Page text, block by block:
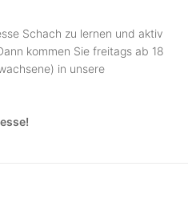
Schach zu lernen und aktiv
kommen Sie freitags ab 18
in unsere